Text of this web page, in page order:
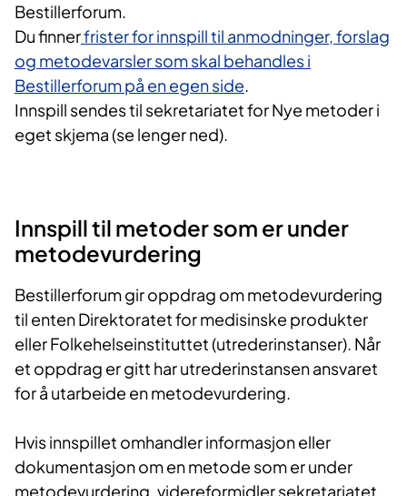
Bestillerforum.
Du finnerfrister for innspill til anmodninger, forslag
og metodevarsler som skal behandles i
Bestillerforum på en egen side.
Innspill sendes til sekretariatet for Nye metoder i
eget skjema (se lenger ned).
​Innspill til metoder som er under
metodevurdering
Bestillerforum gir oppdrag om metodevurdering
til enten Direktoratet for medisinske produkter
eller Folkehelseinstituttet (utrederinstanser). Når
et oppdrag er gitt har utrederinstansen ansvaret
for å utarbeide en metodevurdering.
Hvis innspillet omhandler informasjon eller
dokumentasjon om en metode som er under
metodevurdering, videreformidler sekretariatet